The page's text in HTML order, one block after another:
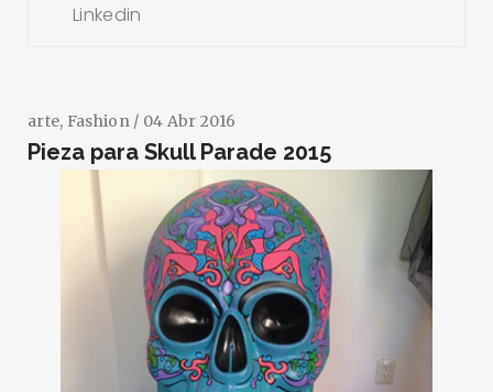
Linkedin
arte, Fashion/ 04 Abr 2016
Pieza para Skull Parade 2015